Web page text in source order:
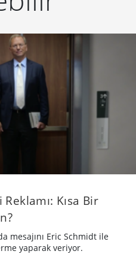
Kısa Bir
mesajını Eric Schmidt ile
yaparak veriyor.